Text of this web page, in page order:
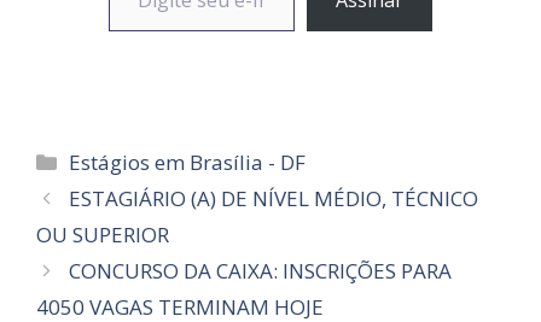
Categorias
Estágios em Brasília - DF
ESTAGIÁRIO (A) DE NÍVEL MÉDIO, TÉCNICO
OU SUPERIOR
CONCURSO DA CAIXA: INSCRIÇÕES PARA
4050 VAGAS TERMINAM HOJE